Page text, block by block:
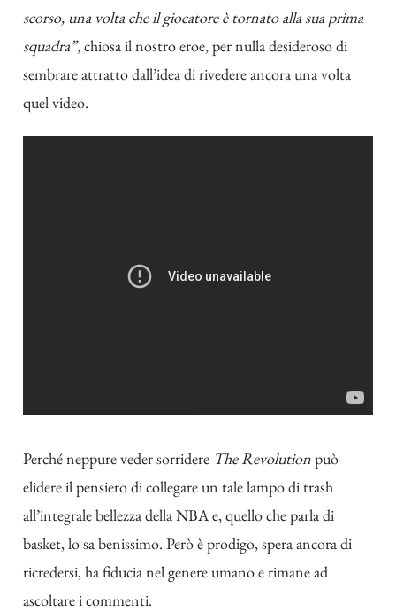
scorso, una volta che il giocatore è tornato alla sua prima
squadra”, chiosa il nostro eroe, per nulla desideroso di
sembrare attratto dall’idea di rivedere ancora una volta
quel video.
Perché neppure veder sorridere The Revolutionpuò
elidere il pensiero di collegare un tale lampo di trash
all’integrale bellezza della NBA e, quello che parla di
basket, lo sa benissimo. Però è prodigo, spera ancora di
ricredersi, ha fiducia nel genere umano e rimane ad
ascoltare i commenti.